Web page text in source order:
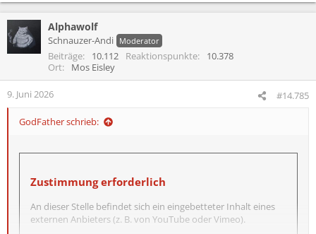
Alphawolf
Schnauzer-Andi Moderator
Beiträge 10.112 Reaktionspunkte
10.378
Ort
Mos Eisley
9. Juni 2026 #14.785
GodFather schrieb:
Zustimmung erforderlich
An dieser Stelle befindet sich ein eingebetteter Inhalt eines
externen Anbieters (z. B. von YouTube oder Vimeo).